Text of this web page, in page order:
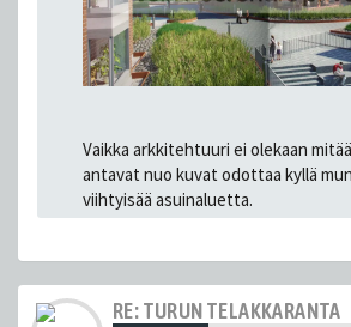
Vaikka arkkitehtuuri ei olekaan
antavat nuo kuvat odottaa kyllä
viihtyisää asuinaluetta.
RE: TURUN TELAKKARANTA